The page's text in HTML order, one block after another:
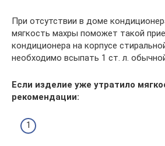
При отсутствии в доме
мягкость махры поможет такой
кондиционера на корпусе
необходимо всыпать 1 ст. л.
Если изделие уже утратило
рекомендации: